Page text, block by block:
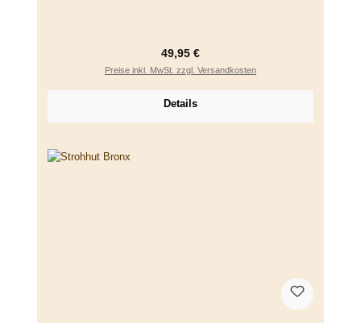
Regulärer Preis:
49,95 €
Preise inkl. MwSt. zzgl. Versandkosten
Details